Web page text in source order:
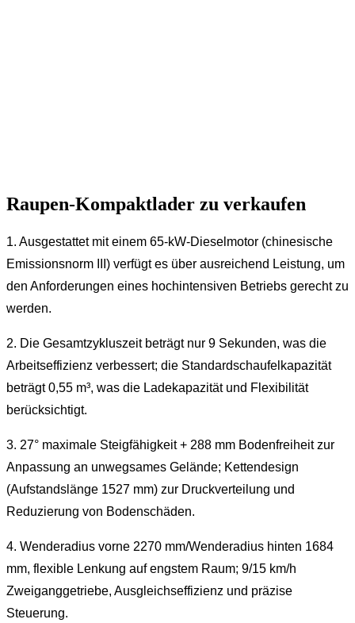
Raupen-Kompaktlader zu verkaufen
1. Ausgestattet mit einem 65-kW-Dieselmotor (chinesische
Emissionsnorm III) verfügt es über ausreichend Leistung, um
den Anforderungen eines hochintensiven Betriebs gerecht zu
werden.
2. Die Gesamtzykluszeit beträgt nur 9 Sekunden, was die
Arbeitseffizienz verbessert; die Standardschaufelkapazität
beträgt 0,55 m³, was die Ladekapazität und Flexibilität
berücksichtigt.
3. 27° maximale Steigfähigkeit + 288 mm Bodenfreiheit zur
Anpassung an unwegsames Gelände; Kettendesign
(Aufstandslänge 1527 mm) zur Druckverteilung und
Reduzierung von Bodenschäden.
4. Wenderadius vorne 2270 mm/Wenderadius hinten 1684
mm, flexible Lenkung auf engstem Raum; 9/15 km/h
Zweiganggetriebe, Ausgleichseffizienz und präzise
Steuerung.